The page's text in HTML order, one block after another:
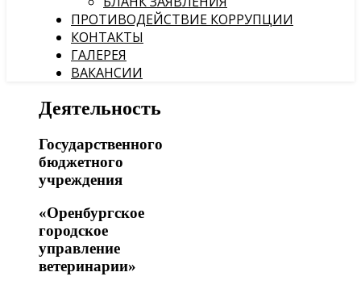
ПРОТИВОДЕЙСТВИЕ КОРРУПЦИИ
КОНТАКТЫ
ГАЛЕРЕЯ
ВАКАНСИИ
Деятельность
Государственного
бюджетного
учреждения
«Оренбургское
городское
управление
ветеринарии»